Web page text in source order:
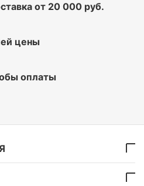
от 20 000 руб.
цены
оплаты